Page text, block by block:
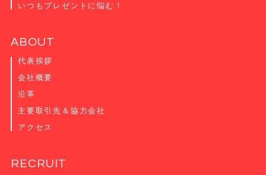
いつもプレゼントに悩む！
ABOUT
代表挨拶
会社概要
沿革
主要取引先＆協力会社
アクセス
RECRUIT